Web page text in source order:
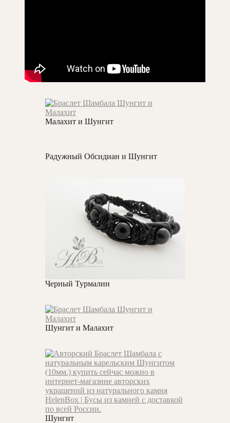
Малахит и Шунгит
Радужный Обсидиан и Шунгит
Черный Турмалин
Шунгит и Малахит
Шунгит